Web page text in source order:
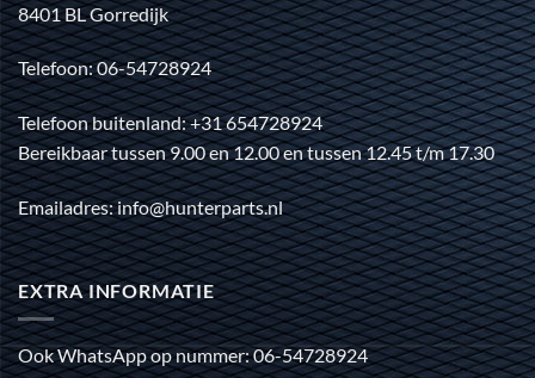
8401 BL Gorredijk
Telefoon: 06-54728924
Telefoon buitenland: +31 654728924
Bereikbaar tussen 9.00 en 12.00 en tussen 12.45 t/m 17.30
Emailadres: info@hunterparts.nl
EXTRA INFORMATIE
Ook WhatsApp op nummer: 06-54728924